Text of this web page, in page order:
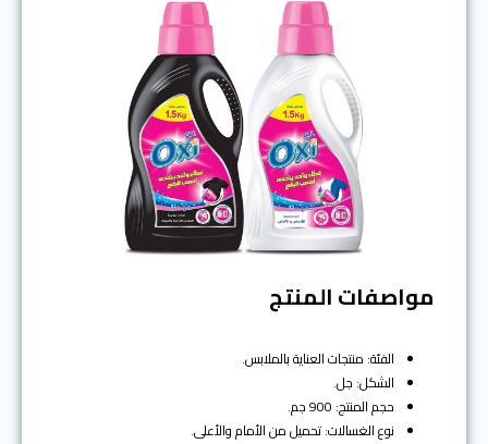
مواصفات المنتج
الفئة: منتجات العناية بالملابس.
الشكل: جل.
حجم المنتج: 900 جم.
نوع الغسالات: تحميل من الأمام والأعلى.